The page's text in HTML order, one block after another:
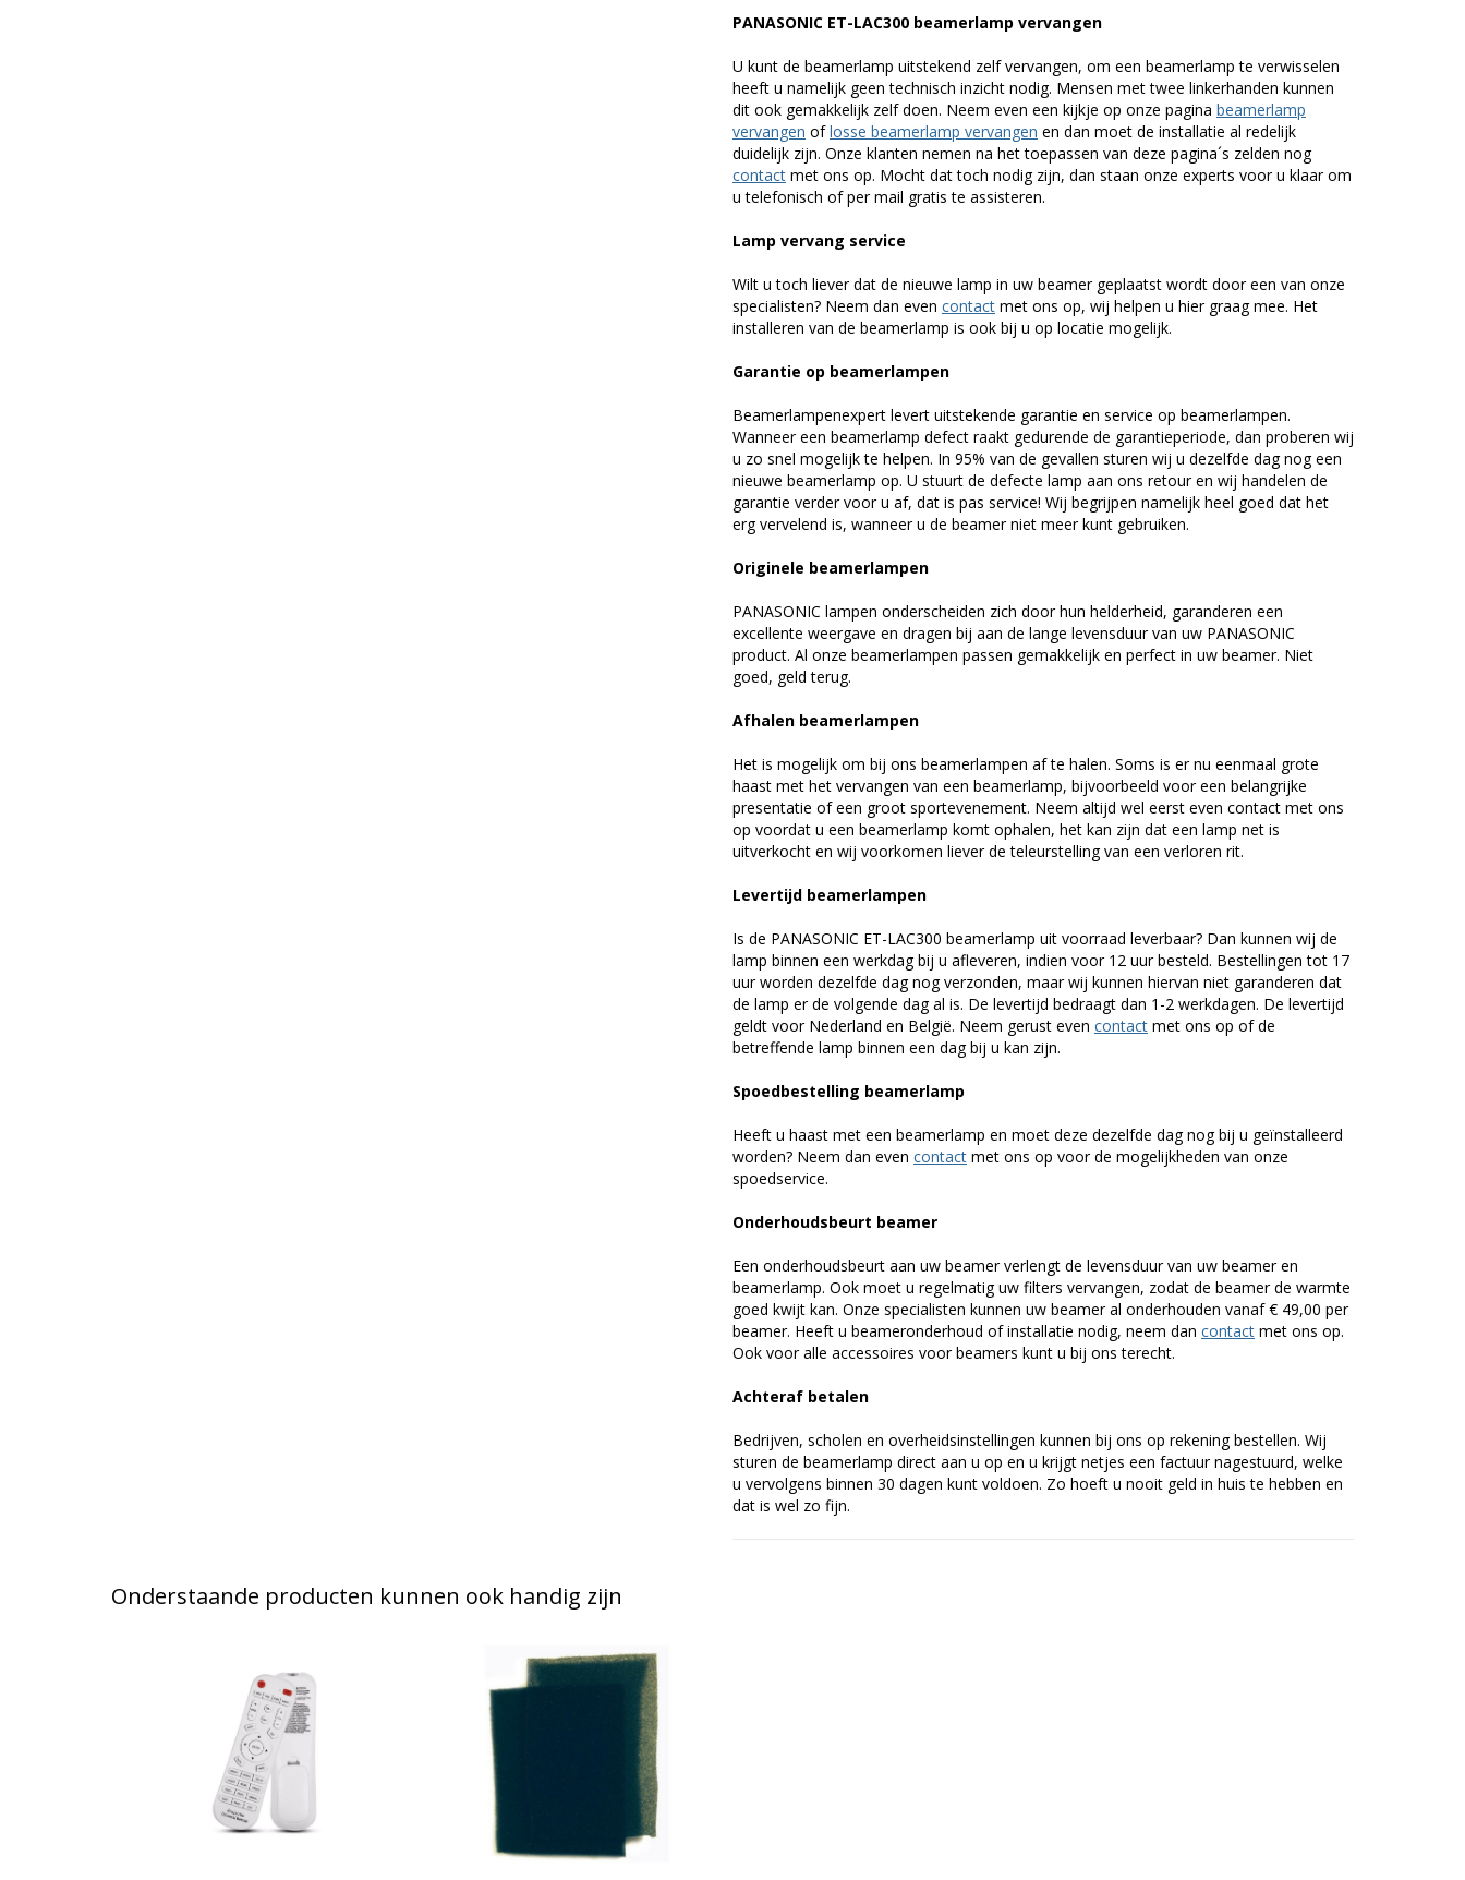
PANASONIC ET-LAC300 beamerlamp vervangen
U kunt de beamerlamp uitstekend zelf vervangen, om een beamerlamp te verwisselen
heeft u namelijk geen technisch inzicht nodig. Mensen met twee linkerhanden kunnen
dit ook gemakkelijk zelf doen. Neem even een kijkje op onze pagina beamerlamp
vervangen oflosse beamerlamp vervangen en dan moet de installatie al redelijk
duidelijk zijn. Onze klanten nemen na het toepassen van deze pagina´s zelden nog
contact met ons op. Mocht dat toch nodig zijn, dan staan onze experts voor u klaar om
u telefonisch of per mail gratis te assisteren.
Lamp vervang service
Wilt u toch liever dat de nieuwe lamp in uw beamer geplaatst wordt door een van onze
specialisten? Neem dan even contact met ons op, wij helpen u hier graag mee. Het
installeren van de beamerlamp is ook bij u op locatie mogelijk.
Garantie op beamerlampen
Beamerlampenexpert levert uitstekende garantie en service op beamerlampen.
Wanneer een beamerlamp defect raakt gedurende de garantieperiode, dan proberen wij
u zo snel mogelijk te helpen. In 95% van de gevallen sturen wij u dezelfde dag nog een
nieuwe beamerlamp op. U stuurt de defecte lamp aan ons retour en wij handelen de
garantie verder voor u af, dat is pas service! Wij begrijpen namelijk heel goed dat het
erg vervelend is, wanneer u de beamer niet meer kunt gebruiken.
Originele beamerlampen
PANASONIC lampen onderscheiden zich door hun helderheid, garanderen een
excellente weergave en dragen bij aan de lange levensduur van uw PANASONIC
product. Al onze beamerlampen passen gemakkelijk en perfect in uw beamer. Niet
goed, geld terug.
Afhalen beamerlampen
Het is mogelijk om bij ons beamerlampen af te halen. Soms is er nu eenmaal grote
haast met het vervangen van een beamerlamp, bijvoorbeeld voor een belangrijke
presentatie of een groot sportevenement. Neem altijd wel eerst even contact met ons
op voordat u een beamerlamp komt ophalen, het kan zijn dat een lamp net is
uitverkocht en wij voorkomen liever de teleurstelling van een verloren rit.
Levertijd beamerlampen
Is de PANASONIC ET-LAC300 beamerlamp uit voorraad leverbaar? Dan kunnen wij de
lamp binnen een werkdag bij u afleveren, indien voor 12 uur besteld. Bestellingen tot 17
uur worden dezelfde dag nog verzonden, maar wij kunnen hiervan niet garanderen dat
de lamp er de volgende dag al is. De levertijd bedraagt dan 1-2 werkdagen. De levertijd
geldt voor Nederland en België. Neem gerust even contact met ons op of de
betreffende lamp binnen een dag bij u kan zijn.
Spoedbestelling beamerlamp
Heeft u haast met een beamerlamp en moet deze dezelfde dag nog bij u geïnstalleerd
worden? Neem dan even contact met ons op voor de mogelijkheden van onze
spoedservice.
Onderhoudsbeurt beamer
Een onderhoudsbeurt aan uw beamer verlengt de levensduur van uw beamer en
beamerlamp. Ook moet u regelmatig uw filters vervangen, zodat de beamer de warmte
goed kwijt kan. Onze specialisten kunnen uw beamer al onderhouden vanaf € 49,00 per
beamer. Heeft u beameronderhoud of installatie nodig, neem dan contact met ons op.
Ook voor alle accessoires voor beamers kunt u bij ons terecht.
Achteraf betalen
Bedrijven, scholen en overheidsinstellingen kunnen bij ons op rekening bestellen. Wij
sturen de beamerlamp direct aan u op en u krijgt netjes een factuur nagestuurd, welke
u vervolgens binnen 30 dagen kunt voldoen. Zo hoeft u nooit geld in huis te hebben en
dat is wel zo fijn.
Onderstaande producten kunnen ook handig zijn